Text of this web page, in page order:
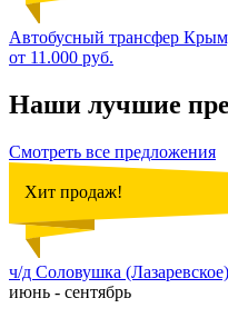
Автобусный трансфер
от 11.000 руб.
Наши лучшие
Смотреть все предложения
Хит продаж!
ч/д Соловушка
июнь - сентябрь